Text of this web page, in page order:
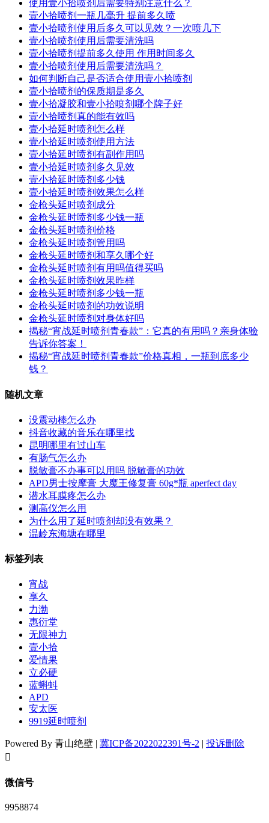
使用壹小拾喷剂后需要特别注意什么？
壹小拾喷剂一瓶几毫升 提前多久喷
壹小拾喷剂使用后多久可以见效？一次喷几下
壹小拾喷剂使用后需要清洗吗
壹小拾喷剂提前多久使用 作用时间多久
壹小拾喷剂使用后需要清洗吗？
如何判断自己是否适合使用壹小拾喷剂
壹小拾喷剂的保质期是多久
壹小拾凝胶和壹小拾喷剂哪个牌子好
壹小拾喷剂真的能有效吗
壹小拾延时喷剂怎么样
壹小拾延时喷剂使用方法
壹小拾延时喷剂有副作用吗
壹小拾延时喷剂多久见效
壹小拾延时喷剂多少钱
壹小拾延时喷剂效果怎么样
金枪头延时喷剂成分
金枪头延时喷剂多少钱一瓶
金枪头延时喷剂价格
金枪头延时喷剂管用吗
金枪头延时喷剂和享久哪个好
金枪头延时喷剂有用吗值得买吗
金枪头延时喷剂效果昨样
金枪头延时喷剂多少钱一瓶
金枪头延时喷剂的功效说明
金枪头延时喷剂对身体好吗
揭秘“宵战延时喷剂青春款”：它真的有用吗？亲身体验
告诉你答案！
揭秘“宵战延时喷剂青春款”价格真相，一瓶到底多少
钱？
随机文章
没震动棒怎么办
抖音收藏的音乐在哪里找
昆明哪里有过山车
有肠气怎么办
脱敏膏不办事可以用吗 脱敏膏的功效
APD男士按摩膏 大魔王修复膏 60g*瓶 aperfect day
潜水耳膜疼怎么办
测高仪怎么用
为什么用了延时喷剂却没有效果？
温岭东海塘在哪里
标签列表
宵战
享久
力渤
惠衍堂
无限神力
壹小拾
爱情果
立必硬
蓝蝌蚪
APD
安太医
9919延时喷剂
Powered By 青山绝壁 | 冀ICP备2022022391号-2 | 投诉删除
󦘖
微信号
9958874